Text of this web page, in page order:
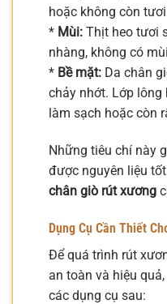
hoặc không còn
* Mùi: Thịt heo tươi
nhàng, không có
* Bề mặt: Da chân
chảy nhớt. Lớp lông
làm sạch hoặc còn
Những tiêu chí này
được nguyên liệu
chân giò rút xương
Dụng Cụ Cần Thiết
Để quá trình rút
an toàn và hiệu
các dụng cụ sau: